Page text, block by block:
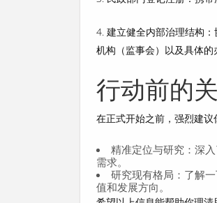
4. 建立健全内部治理结构
机构（监事会）以及具体的
行动前的
在正式开始之前，强烈建议
精准定位与研究 ：深
需求。
研究现有格局 ：了解
值和发展方向。